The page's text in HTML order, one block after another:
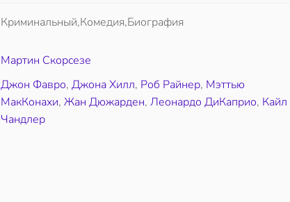
Криминальный,Комедия,Биография
Мартин Скорсезе
Джон Фавро,Джона Хилл, Роб Райнер, Мэттью
МакКонахи,Жан Дюжарден,Леонардо ДиКаприо, Кайл
Чандлер